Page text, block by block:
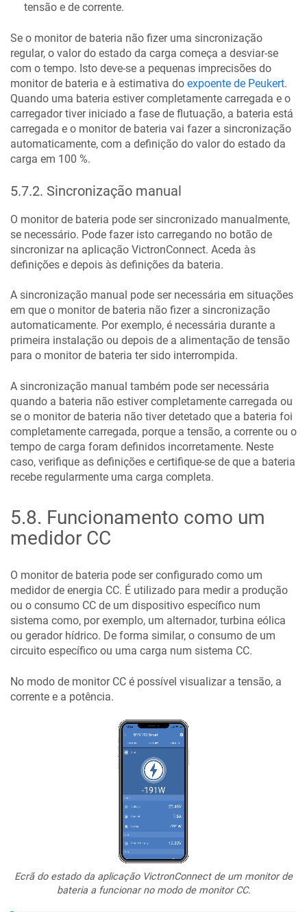
tensão e de corrente.
Se o monitor de bateria não fizer uma sincronização
regular, o valor do estado da carga começa a desviar-se
com o tempo. Isto deve-se a pequenas imprecisões do
monitor de bateria e à estimativa do expoente de Peukert.
Quando uma bateria estiver completamente carregada e o
carregador tiver iniciado a fase de flutuação, a bateria está
carregada e o monitor de bateria vai fazer a sincronização
automaticamente, com a definição do valor do estado da
carga em 100 %.
5.7.2. Sincronização manual
O monitor de bateria pode ser sincronizado manualmente,
se necessário. Pode fazer isto carregando no botão de
sincronizar na aplicação VictronConnect. Aceda às
definições e depois às definições da bateria.
A sincronização manual pode ser necessária em situações
em que o monitor de bateria não fizer a sincronização
automaticamente. Por exemplo, é necessária durante a
primeira instalação ou depois de a alimentação de tensão
para o monitor de bateria ter sido interrompida.
A sincronização manual também pode ser necessária
quando a bateria não estiver completamente carregada ou
se o monitor de bateria não tiver detetado que a bateria foi
completamente carregada, porque a tensão, a corrente ou o
tempo de carga foram definidos incorretamente. Neste
caso, verifique as definições e certifique-se de que a bateria
recebe regularmente uma carga completa.
5.8. Funcionamento como um
medidor CC
O monitor de bateria pode ser configurado como um
medidor de energia CC. É utilizado para medir a produção
ou o consumo CC de um dispositivo específico num
sistema como, por exemplo, um alternador, turbina eólica
ou gerador hídrico. De forma similar, o consumo de um
circuito específico ou uma carga num sistema CC.
No modo de monitor CC é possível visualizar a tensão, a
corrente e a potência.
Ecrã do estado da aplicação VictronConnect de um monitor de
bateria a funcionar no modo de monitor CC.